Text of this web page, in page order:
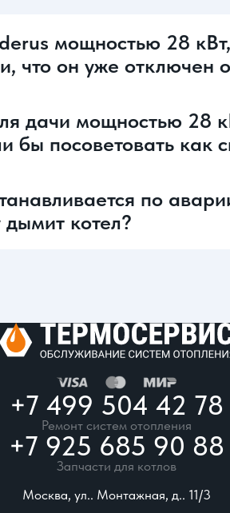
мощностью 28
что он уже отключен
дачи мощностью 28
посоветовать как
по
дымит котел?
+7 499 504 42 78
Ремонт систем отопления
+7 925 685 90 88
Запчасти для котлов
Москва, ул.. Монтажная, д.. 11/3